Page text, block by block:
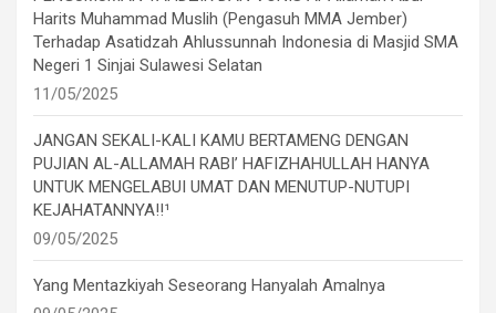
Harits Muhammad Muslih (Pengasuh MMA Jember)
Terhadap Asatidzah Ahlussunnah Indonesia di Masjid SMA
Negeri 1 Sinjai Sulawesi Selatan
11/05/2025
JANGAN SEKALI-KALI KAMU BERTAMENG DENGAN
PUJIAN AL-ALLAMAH RABI’ HAFIZHAHULLAH HANYA
UNTUK MENGELABUI UMAT DAN MENUTUP-NUTUPI
KEJAHATANNYA!!¹
09/05/2025
Yang Mentazkiyah Seseorang Hanyalah Amalnya